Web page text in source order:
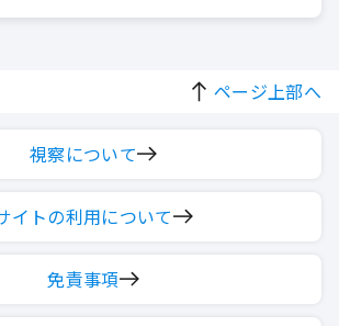
ページ上部へ
視察について
イトの利用について
免責事項